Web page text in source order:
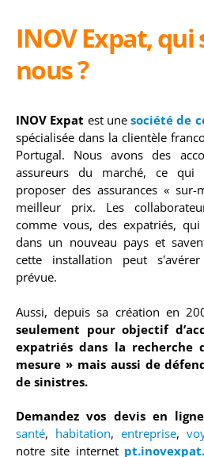
INOV Expat, qui
nous ?
INOV Expat est une société de
spécialisée dans la clientèle
Portugal. Nous avons des
assureurs du marché, ce
proposer des assurances «
meilleur prix. Les
comme vous, des expatriés,
dans un nouveau pays et
cette installation peut
prévue.
Aussi, depuis sa création en
seulement pour objectif
expatriés dans la recherche
mesure » mais aussi de
de sinistres.
Demandez vos devis en
santé, habitation, entreprise,
notre site internet